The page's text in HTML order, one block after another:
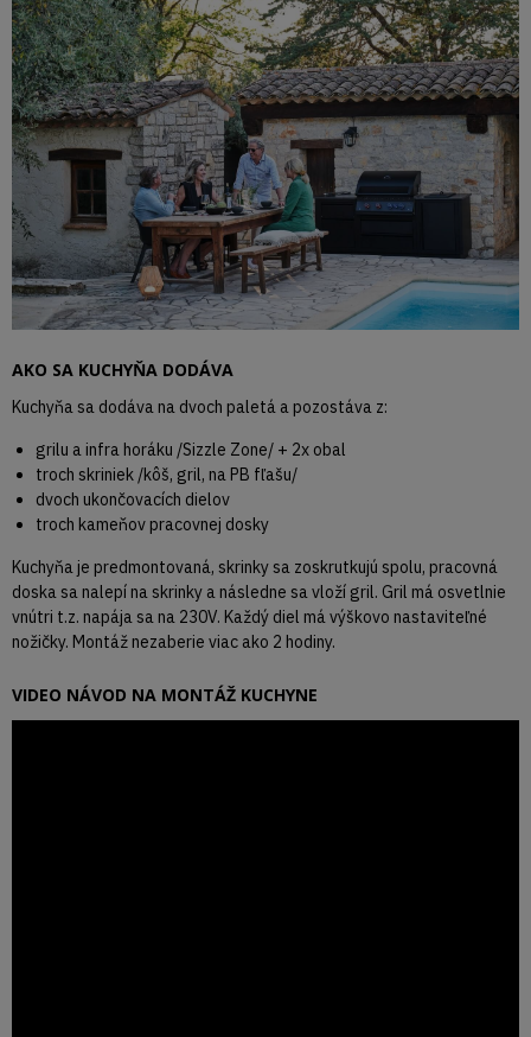
AKO SA KUCHYŇA DODÁVA
Kuchyňa sa dodáva na dvoch paletá a pozostáva z:
grilu a infra horáku /Sizzle Zone/ + 2x obal
troch skriniek /kôš, gril, na PB fľašu/
dvoch ukončovacích dielov
troch kameňov pracovnej dosky
Kuchyňa je predmontovaná, skrinky sa zoskrutkujú spolu, pracovná
doska sa nalepí na skrinky a následne sa vloží gril. Gril má osvetlnie
vnútri t.z. napája sa na 230V. Každý diel má výškovo nastaviteľné
nožičky. Montáž nezaberie viac ako 2 hodiny.
VIDEO NÁVOD NA MONTÁŽ KUCHYNE